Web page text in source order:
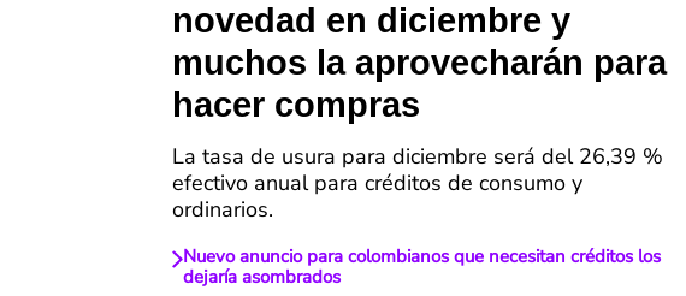
novedad en diciembre y
muchos la aprovecharán para
hacer compras
La tasa de usura para diciembre será del 26,39 %
efectivo anual para créditos de consumo y
ordinarios.
Nuevo anuncio para colombianos que necesitan créditos los
dejaría asombrados